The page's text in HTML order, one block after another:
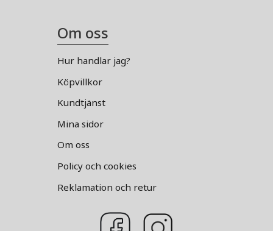
Om oss
Hur handlar jag?
Köpvillkor
Kundtjänst
Mina sidor
Om oss
Policy och cookies
Reklamation och retur